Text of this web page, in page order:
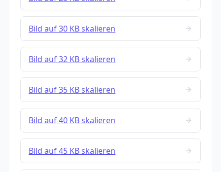
Bild auf 30 KB skalieren
Bild auf 32 KB skalieren
Bild auf 35 KB skalieren
Bild auf 40 KB skalieren
Bild auf 45 KB skalieren